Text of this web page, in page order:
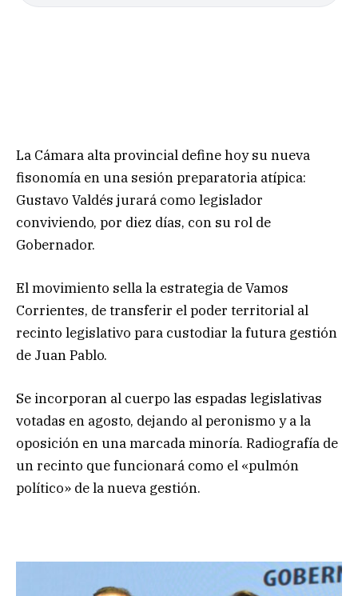
La Cámara alta provincial define hoy su nueva
fisonomía en una sesión preparatoria atípica:
Gustavo Valdés jurará como legislador
conviviendo, por diez días, con su rol de
Gobernador.
El movimiento sella la estrategia de Vamos
Corrientes, de transferir el poder territorial al
recinto legislativo para custodiar la futura gestión
de Juan Pablo.
Se incorporan al cuerpo las espadas legislativas
votadas en agosto, dejando al peronismo y a la
oposición en una marcada minoría. Radiografía de
un recinto que funcionará como el «pulmón
político» de la nueva gestión.